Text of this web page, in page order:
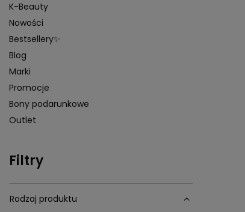
K-Beauty
Nowości
Bestsellery✨
Blog
Marki
Promocje
Bony podarunkowe
Outlet
Filtry
Rodzaj produktu